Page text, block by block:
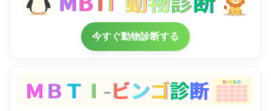
今すぐ動物診断する